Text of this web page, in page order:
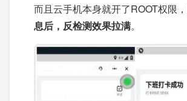
而且云手机本身就开了ROOT权限，
息后，反检测效果拉满。